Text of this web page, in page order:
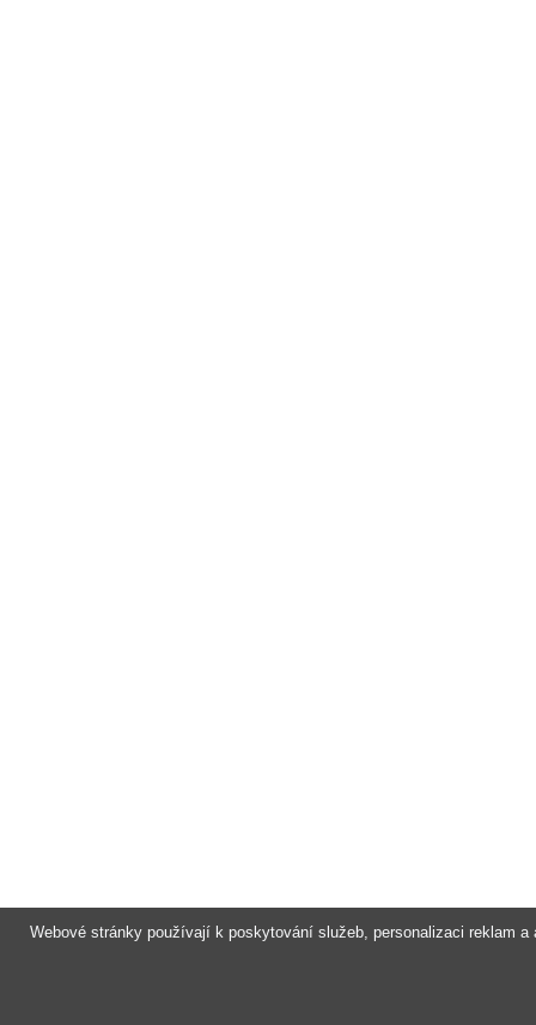
Webové stránky používají k poskytování služeb, personalizaci reklam